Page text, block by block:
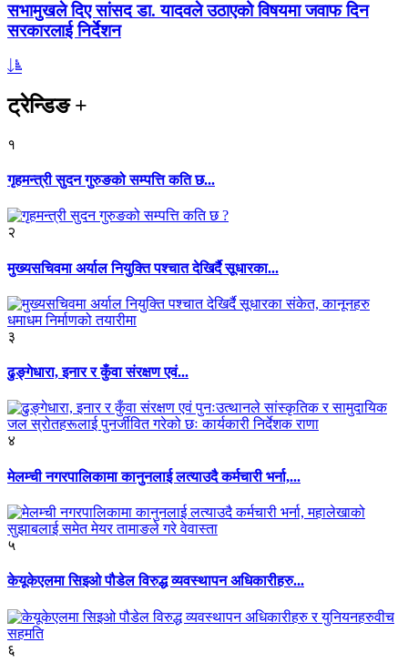
सभामुखले दिए सांसद डा‍‍. यादवले उठाएको विषयमा जवाफ दिन
सरकारलाई निर्देशन
ट्रेन्डिङ+
१
गृहमन्त्री सुदन गुरुङको सम्पत्ति कति छ...
२
मुख्यसचिवमा अर्याल नियुक्ति पश्चात देखिर्दै सूधारका...
३
ढुङ्गेधारा, इनार र कुँवा संरक्षण एवं...
४
मेलम्ची नगरपालिकामा कानुनलाई लत्याउदै कर्मचारी भर्ना,...
५
केयूकेएलमा सिइओ पौडेल विरुद्ध व्यवस्थापन अधिकारीहरु...
६